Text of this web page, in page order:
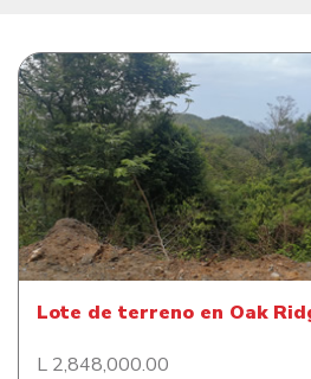
Lote de terreno en
Lote de terreno en Oak
L 2,848,000.00